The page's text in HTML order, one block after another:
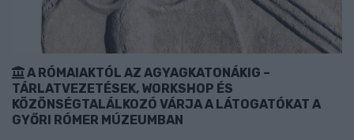
A RÓMAIAKTÓL AZ AGYAGKATONÁKIG –
TÁRLATVEZETÉSEK, WORKSHOP ÉS
KÖZÖNSÉGTALÁLKOZÓ VÁRJA A LÁTOGATÓKAT A
GYŐRI RÓMER MÚZEUMBAN